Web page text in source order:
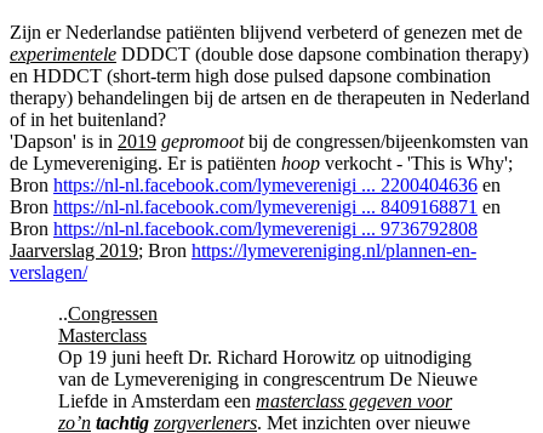
Zijn er Nederlandse patiënten blijvend verbeterd of genezen met de
experimentele DDDCT (double dose dapsone combination therapy)
en HDDCT (short-term high dose pulsed dapsone combination
therapy) behandelingen bij de artsen en de therapeuten in Nederland
of in het buitenland?
'Dapson' is in 2019 gepromootbij de congressen/bijeenkomsten van
de Lymevereniging. Er is patiënten hoop verkocht - 'This is Why';
Bron https://nl-nl.facebook.com/lymeverenigi ... 2200404636 en
Bron https://nl-nl.facebook.com/lymeverenigi ... 8409168871 en
Bron https://nl-nl.facebook.com/lymeverenigi ... 9736792808
Jaarverslag 2019; Bron https://lymevereniging.nl/plannen-en-
verslagen/
..Congressen
Masterclass
Op 19 juni heeft Dr. Richard Horowitz op uitnodiging
van de Lymevereniging in congrescentrum De Nieuwe
Liefde in Amsterdam een masterclass gegeven voor
zo’n tachtig zorgverleners. Met inzichten over nieuwe